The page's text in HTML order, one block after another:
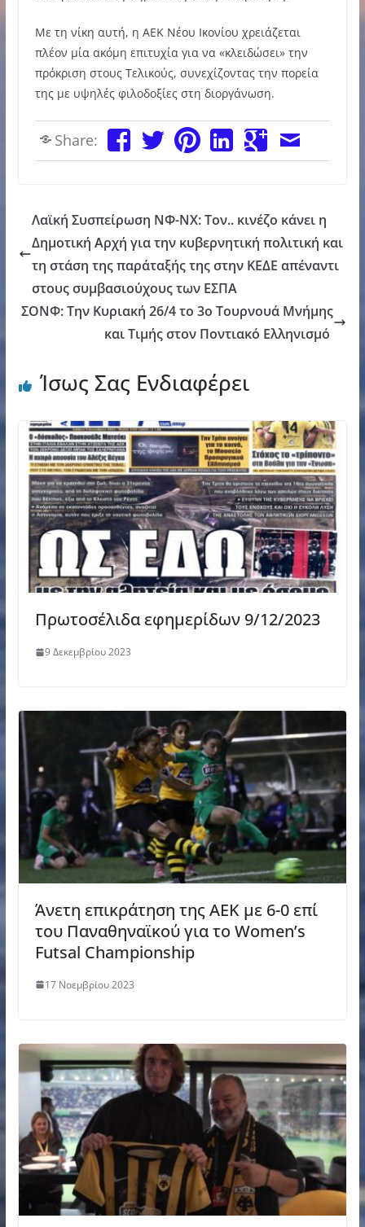
Με τη νίκη αυτή, η ΑΕΚ Νέου Ικονίου χρειάζεται
πλέον μία ακόμη επιτυχία για να «κλειδώσει» την
πρόκριση στους Τελικούς, συνεχίζοντας την πορεία
της με υψηλές φιλοδοξίες στη διοργάνωση.
Share:
Λαϊκή Συσπείρωση ΝΦ-ΝΧ: Τον.. κινέζο κάνει η
Δημοτική Αρχή για την κυβερνητική πολιτική και
τη στάση της παράταξής της στην ΚΕΔΕ απέναντι
στους συμβασιούχους των ΕΣΠΑ
ΣΟΝΦ: Την Κυριακή 26/4 το 3ο Τουρνουά Μνήμης
και Τιμής στον Ποντιακό Ελληνισμό
Ίσως Σας Ενδιαφέρει
Πρωτοσέλιδα εφημερίδων 9/12/2023
9 Δεκεμβρίου 2023
Άνετη επικράτηση της ΑΕΚ με 6-0 επί
του Παναθηναϊκού για το Women’s
Futsal Championship
17 Νοεμβρίου 2023